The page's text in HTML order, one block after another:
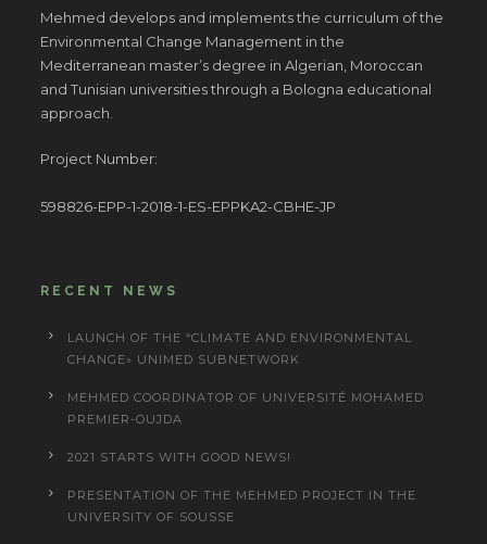
Mehmed develops and implements the curriculum of the
Environmental Change Management in the
Mediterranean master’s degree in Algerian, Moroccan
and Tunisian universities through a Bologna educational
approach.
Project Number:
598826-EPP-1-2018-1-ES-EPPKA2-CBHE-JP
RECENT NEWS
LAUNCH OF THE “CLIMATE AND ENVIRONMENTAL
CHANGE» UNIMED SUBNETWORK
MEHMED COORDINATOR OF UNIVERSITÉ MOHAMED
PREMIER-OUJDA
2021 STARTS WITH GOOD NEWS!
PRESENTATION OF THE MEHMED PROJECT IN THE
UNIVERSITY OF SOUSSE